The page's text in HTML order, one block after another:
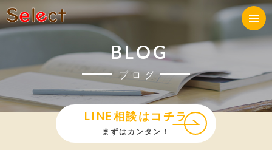
BLOG
ブログ
LINE相談はコチラ
まずはカンタン！